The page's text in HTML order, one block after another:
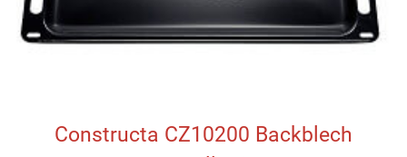
Constructa CZ10200 Backblech